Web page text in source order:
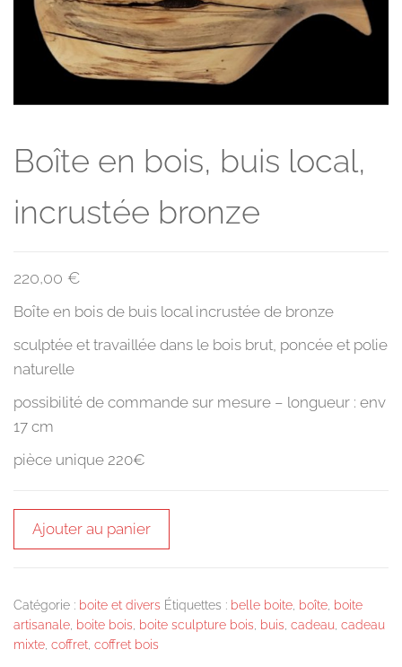
Boîte en bois, buis local,
incrustée bronze
220,00 €
Boîte en bois de buis local incrustée de bronze
sculptée et travaillée dans le bois brut, poncée et polie
naturelle
possibilité de commande sur mesure – longueur : env
17 cm
pièce unique 220€
quantité
bois,
buis
Ajouter au panier
Catégorie : boite et divers Étiquettes : belle boite boîte boite
artisanale boite bois boite sculpture bois buis cadeau cadeau
mixte coffret coffret bois